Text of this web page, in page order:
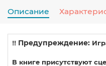
Описание
‼️ Предупреждение:
В книге присутствуют